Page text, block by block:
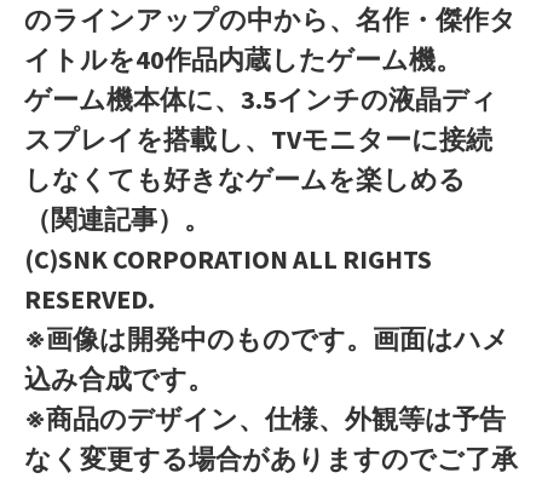
のラインアップの中から、名作・傑作タ
イトルを40作品内蔵したゲーム機。
ゲーム機本体に、3.5インチの液晶ディ
スプレイを搭載し、TVモニターに接続
しなくても好きなゲームを楽しめる
（関連記事）。
(C)SNK CORPORATION ALL RIGHTS
RESERVED.
※画像は開発中のものです。画面はハメ
込み合成です。
※商品のデザイン、仕様、外観等は予告
なく変更する場合がありますのでご了承